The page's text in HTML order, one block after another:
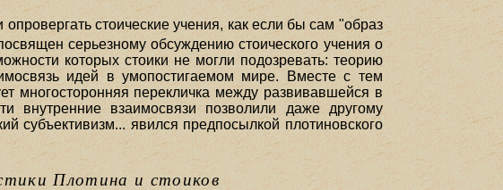
стоические учения, как если бы сам "образ
серьезному обсуждению стоического учения о
которых стоики не могли подозревать: теорию
идей в умопостигаемом мире. Вместе с тем
многосторонняя перекличка между развивавшейся в
внутренние взаимосвязи позволили даже другому
субъективизм... явился предпосылкой плотиновского
Плотина и стоиков